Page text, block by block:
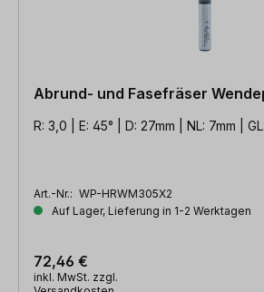
Abrund- und Fasefräser
R: 3,0 | E: 45° | D: 27mm | NL: 7mm |
Art.-Nr.: WP-HRWM305X2
Auf Lager, Lieferung in 1-2 Werktagen
72,46 €
inkl. MwSt. zzgl.